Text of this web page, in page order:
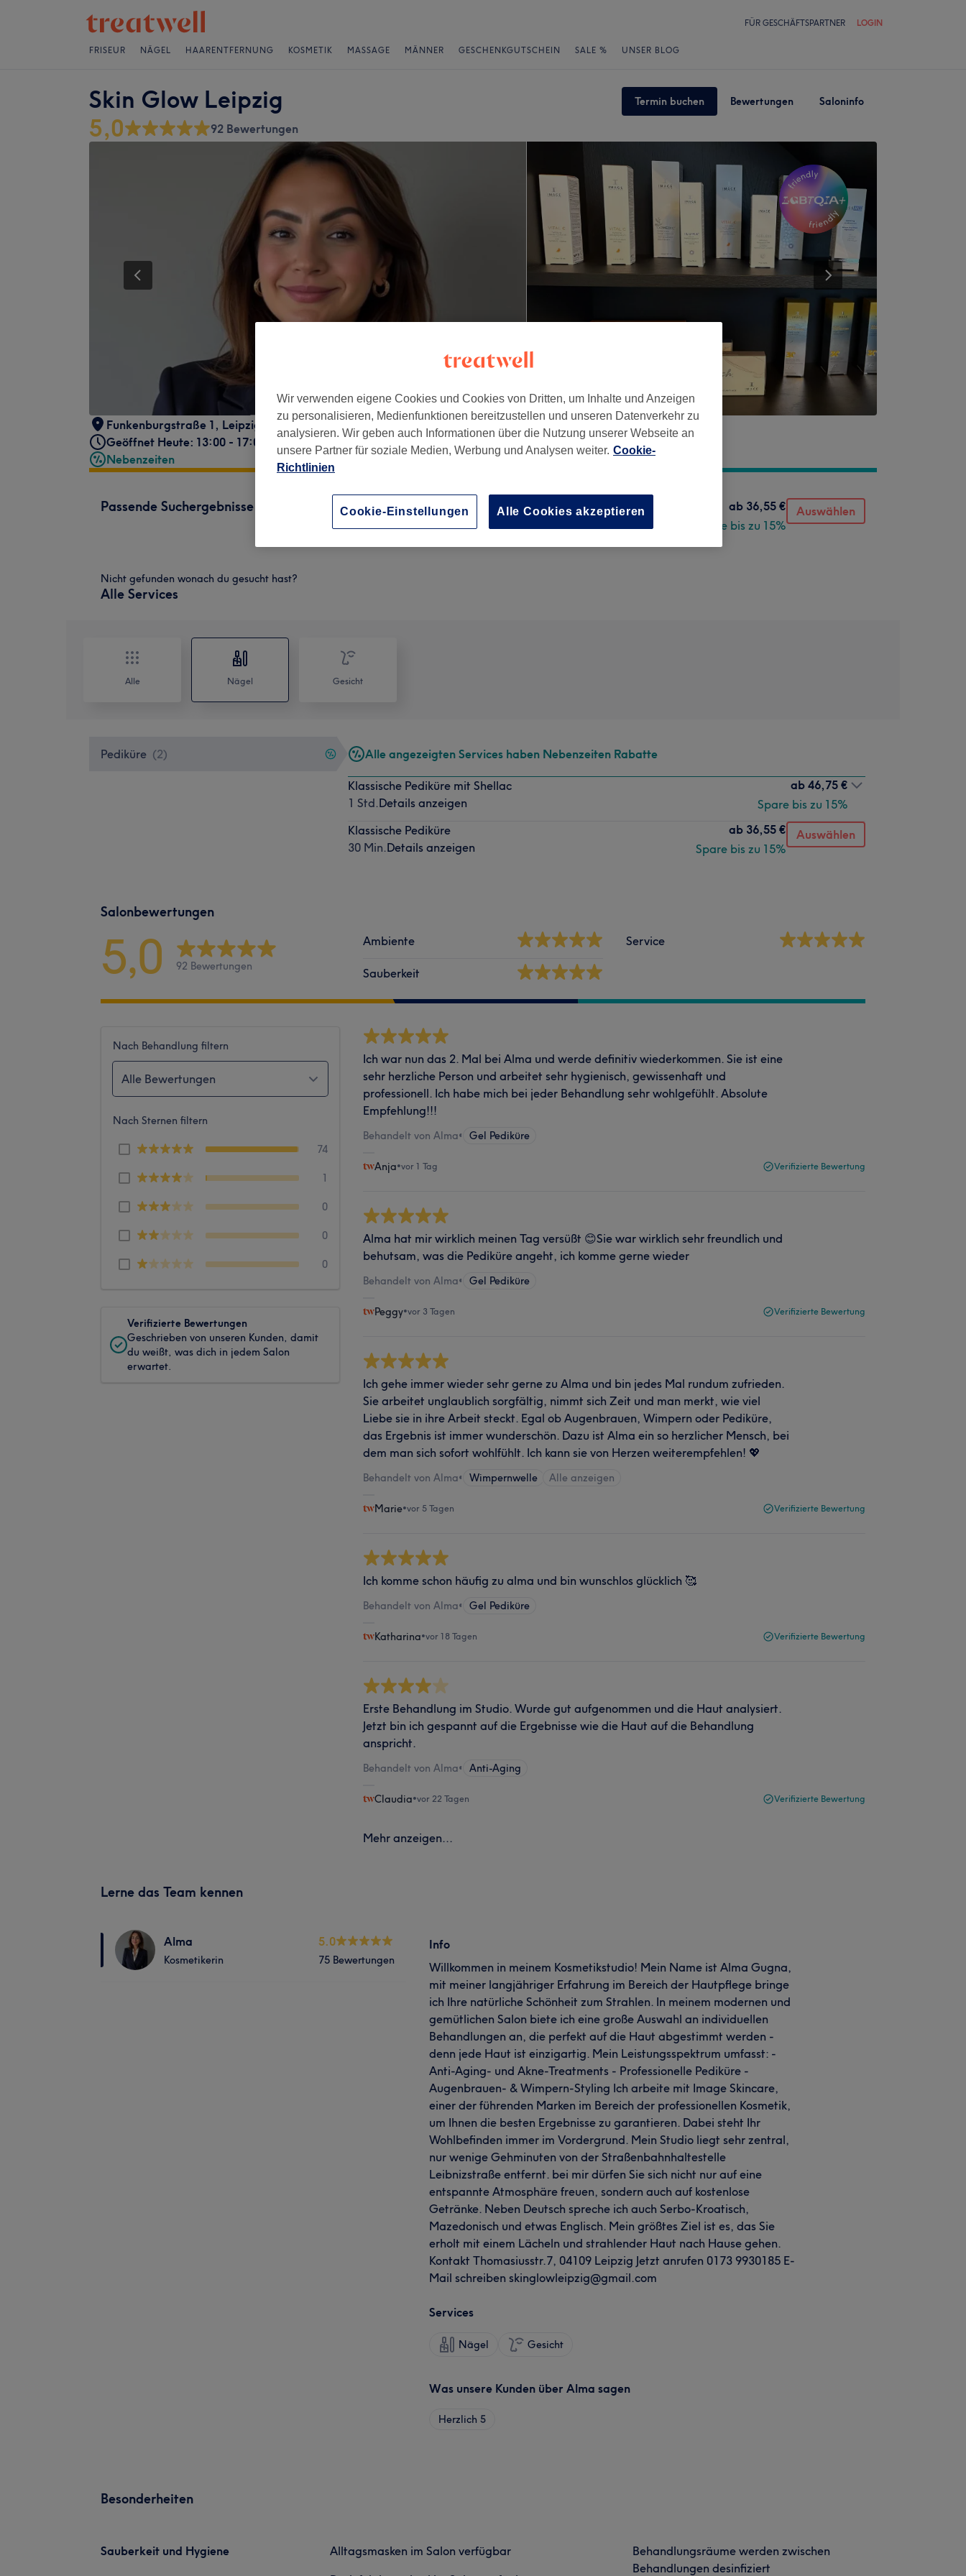
FÜR GESCHÄFTSPARTNER LOGIN
FRISEUR NÄGEL HAARENTFERNUNG KOSMETIK MASSAGE MÄNNER GESCHENKGUTSCHEIN SALE % UNSER BLOG
Skin Glow Leipzig Termin buchen Bewertungen Saloninfo
5,0 92 Bewertungen
Funkenburgstraße 1 , Leipzig
04105
Geöffnet Heute: 13:00 - 17:00
Nebenzeiten
Passende Suchergebnisse
Klassische Pediküre
ab 36,55 €
Spare bis zu 15%
Auswählen
Nicht gefunden wonach du gesucht hast?
Alle Services
Alle Nägel Gesicht
Pediküre (2) Alle angezeigten Services haben Nebenzeiten Rabatte
Klassische Pediküre mit Shellac
1 Std.Details anzeigen
ab 46,75 €
Spare bis zu 15%
Klassische Pediküre
30 Min.Details anzeigen
ab 36,55 €
Spare bis zu 15%
Auswählen
Salonbewertungen
5,0 92 Bewertungen
Ambiente
Sauberkeit
Service
Nach Behandlung filtern
Alle Bewertungen
Nach Sternen filtern
74
1
0
0
0
Verifizierte Bewertungen
Geschrieben von unseren Kunden, damit
du weißt, was dich in jedem Salon
erwartet.
Ich war nun das 2. Mal bei Alma und werde definitiv wiederkommen. Sie ist eine
sehr herzliche Person und arbeitet sehr hygienisch, gewissenhaft und
professionell. Ich habe mich bei jeder Behandlung sehr wohlgefühlt. Absolute
Empfehlung!!!
Behandelt von Alma• Gel Pediküre
Anja•vor 1 Tag Verifizierte Bewertung
Alma hat mir wirklich meinen Tag versüßt 😊Sie war wirklich sehr freundlich und
behutsam, was die Pediküre angeht, ich komme gerne wieder
Behandelt von Alma• Gel Pediküre
Peggy•vor 3 Tagen Verifizierte Bewertung
Ich gehe immer wieder sehr gerne zu Alma und bin jedes Mal rundum zufrieden.
Sie arbeitet unglaublich sorgfältig, nimmt sich Zeit und man merkt, wie viel
Liebe sie in ihre Arbeit steckt. Egal ob Augenbrauen, Wimpern oder Pediküre,
das Ergebnis ist immer wunderschön. Dazu ist Alma ein so herzlicher Mensch, bei
dem man sich sofort wohlfühlt. Ich kann sie von Herzen weiterempfehlen! 💖
Behandelt von Alma• Wimpernwelle Alle anzeigen
Marie•vor 5 Tagen Verifizierte Bewertung
Ich komme schon häufig zu alma und bin wunschlos glücklich 🥰
Behandelt von Alma• Gel Pediküre
Katharina•vor 18 Tagen Verifizierte Bewertung
Erste Behandlung im Studio. Wurde gut aufgenommen und die Haut analysiert.
Jetzt bin ich gespannt auf die Ergebnisse wie die Haut auf die Behandlung
anspricht.
Behandelt von Alma• Anti-Aging
Claudia•vor 22 Tagen Verifizierte Bewertung
Mehr anzeigen...
Lerne das Team kennen
Alma
Kosmetikerin
5.0
75 Bewertungen
Info
Willkommen in meinem Kosmetikstudio! Mein Name ist Alma Gugna,
mit meiner langjähriger Erfahrung im Bereich der Hautpflege bringe
ich Ihre natürliche Schönheit zum Strahlen. In meinem modernen und
gemütlichen Salon biete ich eine große Auswahl an individuellen
Behandlungen an, die perfekt auf die Haut abgestimmt werden -
denn jede Haut ist einzigartig. Mein Leistungsspektrum umfasst: -
Anti-Aging- und Akne-Treatments - Professionelle Pediküre -
Augenbrauen- & Wimpern-Styling Ich arbeite mit Image Skincare,
einer der führenden Marken im Bereich der professionellen Kosmetik,
um Ihnen die besten Ergebnisse zu garantieren. Dabei steht Ihr
Wohlbefinden immer im Vordergrund. Mein Studio liegt sehr zentral,
nur wenige Gehminuten von der Straßenbahnhaltestelle
Leibnizstraße entfernt. bei mir dürfen Sie sich nicht nur auf eine
entspannte Atmosphäre freuen, sondern auch auf kostenlose
Getränke. Neben Deutsch spreche ich auch Serbo-Kroatisch,
Mazedonisch und etwas Englisch. Mein größtes Ziel ist es, das Sie
erholt mit einem Lächeln und strahlender Haut nach Hause gehen.
Kontakt Thomasiusstr.7, 04109 Leipzig Jetzt anrufen 0173 9930185 E-
Mail schreiben skinglowleipzig@gmail.com
Services
Nägel Gesicht
Was unsere Kunden über Alma sagen
Herzlich 5
Besonderheiten
Sauberkeit und Hygiene
Alltagsmasken im Salon verfügbar
Behandlungsräume werden zwischen
Behandlungen desinfiziert
Wir verwenden eigene Cookies und Cookies von Dritten, um Inhalte und Anzeigen
zu personalisieren, Medienfunktionen bereitzustellen und unseren Datenverkehr zu
analysieren. Wir geben auch Informationen über die Nutzung unserer Webseite an
unsere Partner für soziale Medien, Werbung und Analysen weiter. Cookie-
Richtlinien
Cookie-Einstellungen Alle Cookies akzeptieren